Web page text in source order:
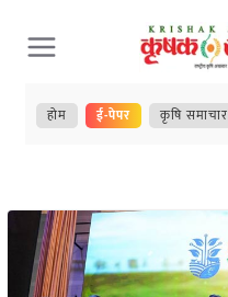
Skip
to
content
होम ई-पेपर कृषि समाचार